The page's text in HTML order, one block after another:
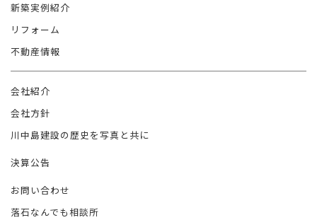
新築実例紹介
リフォーム
不動産情報
会社紹介
会社方針
川中島建設の歴史を写真と共に
決算公告
お問い合わせ
落石なんでも相談所